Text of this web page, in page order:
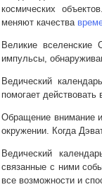
космических
меняют качества
Великие
импульсы,
Ведический
помогает
Обращение внимание
окружении. Когда
Ведический
связанные с ними
все возможности и